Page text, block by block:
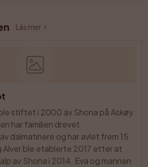
Läs mer
stiftet i 2000 av Shona på Askøy.
har familien drevet
dalmatinere og har avlet frem 15
Alver ble etablerte 2017 etter at
av Shona i 2014. Eva og mannen